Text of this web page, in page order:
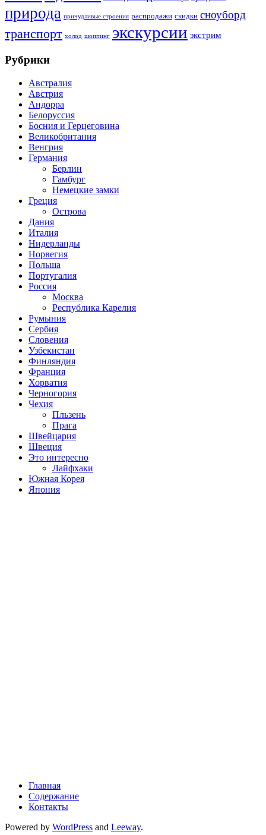
природа причудливые строения распродажи скидки сноуборд
транспорт холод шоппинг экскурсии экстрим
Рубрики
Австралия
Австрия
Андорра
Белоруссия
Босния и Герцеговина
Великобритания
Венгрия
Германия
Берлин
Гамбург
Немецкие замки
Греция
Острова
Дания
Италия
Нидерланды
Норвегия
Польша
Португалия
Россия
Москва
Республика Карелия
Румыния
Сербия
Словения
Узбекистан
Финляндия
Франция
Хорватия
Черногория
Чехия
Пльзень
Прага
Швейцария
Швеция
Это интересно
Лайфхаки
Южная Корея
Япония
Главная
Содержание
Контакты
Powered by WordPress and Leeway.